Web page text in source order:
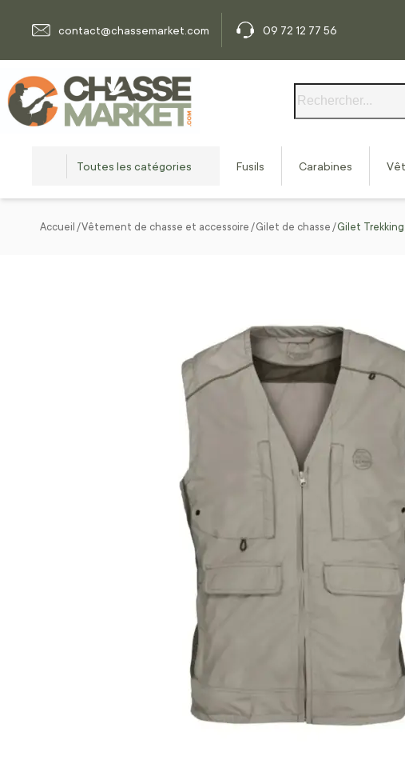
contact@chassemarket.com
09 72 12 77 56
Toutes les catégories Fusils Carabines
Accueil Vêtement de chasse et accessoire Gilet de chasse Gilet